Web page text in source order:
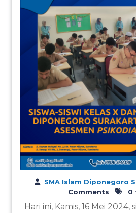
SMA Islam Diponegoro
Comments
0
Hari ini, Kamis, 16 Mei 2024,